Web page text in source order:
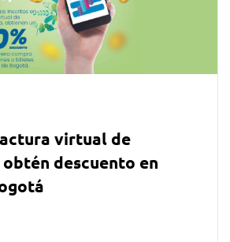
virtual de
descuento en